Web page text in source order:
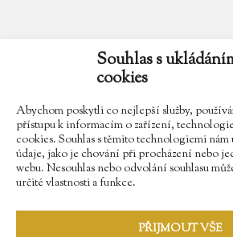
Souhlas s
cookies
Abychom poskytli co nejlepší služby,
přístupu k informacím o zařízení,
cookies. Souhlas s těmito technologiemi
údaje, jako je chování při procházení nebo
webu. Nesouhlas nebo odvolání souhlasu
určité vlastnosti a funkce.
PŘIJMOUT VŠE
zamek.trebesice@volny.cz
602 354 467
Najdete nás na Facebooku
Sledujte náš Instagram